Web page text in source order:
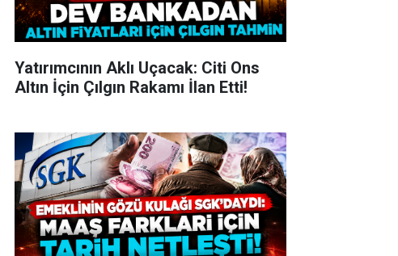
Yatırımcının Aklı Uçacak: Citi Ons
Altın İçin Çılgın Rakamı İlan Etti!